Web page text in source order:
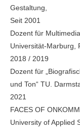
Gestaltung,
Seit 2001
Dozent für
Universität-Marburg,
2018 / 2019
Dozent für
und Ton“ TU.
2021
FACES OF
University of Applied